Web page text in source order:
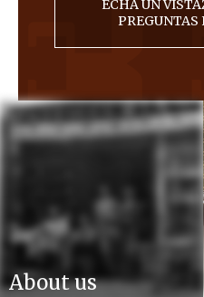
ECHA UN
PREGUNTAS
About us